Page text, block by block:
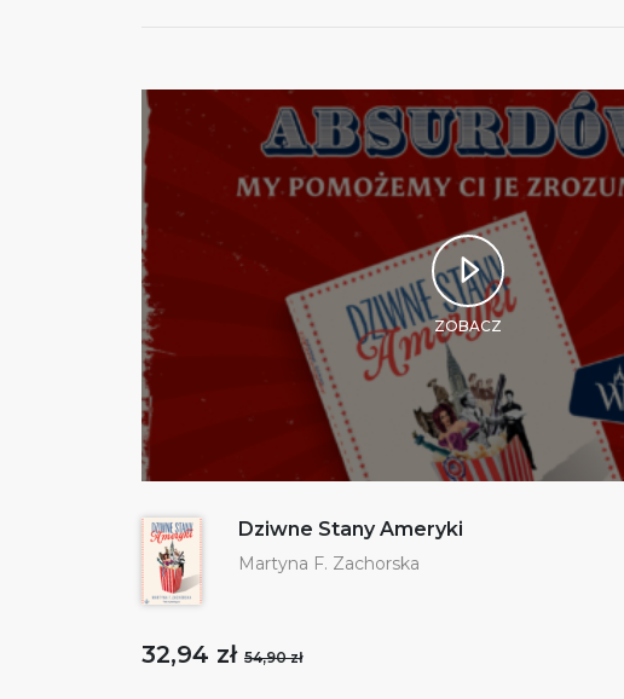
ZOBACZ
Dziwne Stany Ameryki
Martyna F. Zachorska
32,94 zł 54,90 zł